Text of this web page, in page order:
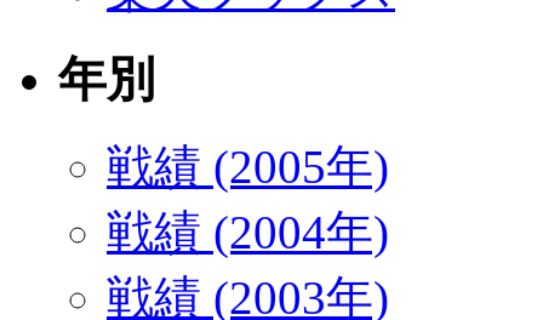
年別
戦績 (2005年)
戦績 (2004年)
戦績 (2003年)